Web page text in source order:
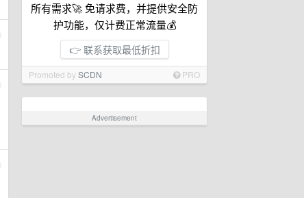
所有需求🚀 免请求费，并提供安全防
护功能，仅计费正常流量💰
👉 联系获取最低折扣
Promoted bySCDN PRO
Advertisement